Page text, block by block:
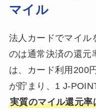
マイル
法人カードでマイル
のは通常決済の還元
は、カード利用200
が貯まり、1 J-
実質のマイル還元率